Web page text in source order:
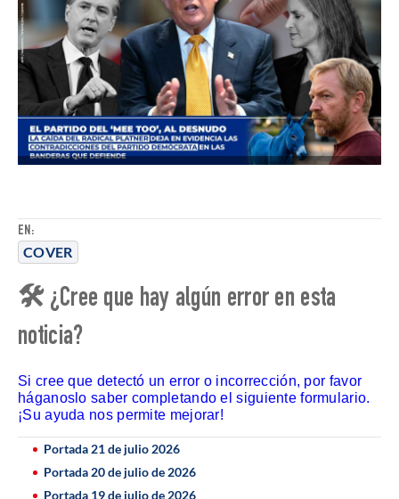
EN:
COVER
🛠 ¿Cree que hay algún error en esta
noticia?
Si cree que detectó un error o incorrección, por favor
háganoslo saber completando el siguiente formulario.
¡Su ayuda nos permite mejorar!
Portada 21 de julio 2026
Portada 20 de julio de 2026
Portada 19 de julio de 2026